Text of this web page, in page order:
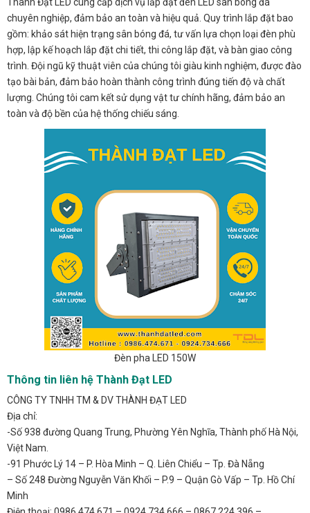
chuyên nghiệp, đảm bảo an toàn và hiệu quả. Quy trình lắp đặt bao
gồm: khảo sát hiện trạng sân bóng đá, tư vấn lựa chọn loại đèn phù
hợp, lập kế hoạch lắp đặt chi tiết, thi công lắp đặt, và bàn giao công
trình. Đội ngũ kỹ thuật viên của chúng tôi giàu kinh nghiệm, được đào
tạo bài bản, đảm bảo hoàn thành công trình đúng tiến độ và chất
lượng. Chúng tôi cam kết sử dụng vật tư chính hãng, đảm bảo an
toàn và độ bền của hệ thống chiếu sáng.
Đèn pha LED 150W
Thông tin liên hệ Thành Đạt LED
CÔNG TY TNHH TM & DV THÀNH ĐẠT LED
Địa chỉ:
-Số 938 đường Quang Trung, Phường Yên Nghĩa, Thành phố Hà Nội,
Việt Nam.
-91 Phước Lý 14 – P. Hòa Minh – Q. Liên Chiểu – Tp. Đà Nẵng
– Số 248 Đường Nguyễn Văn Khối – P.9 – Quận Gò Vấp – Tp. Hồ Chí
Minh